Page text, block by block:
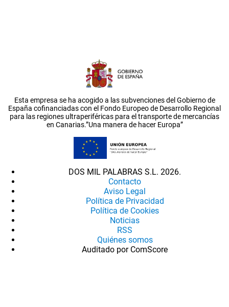
Esta empresa se ha acogido a las subvenciones del Gobierno de
España cofinanciadas con el Fondo Europeo de Desarrollo Regional
para las regiones ultraperiféricas para el transporte de mercancías
en Canarias.”Una manera de hacer Europa”
DOS MIL PALABRAS S.L. 2026.
Contacto
Aviso Legal
Política de Privacidad
Política de Cookies
Noticias
RSS
Quiénes somos
Auditado por ComScore